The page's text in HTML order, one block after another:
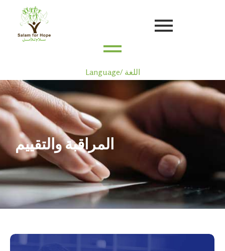
Language/ اللغة
المراقبة والتقييم